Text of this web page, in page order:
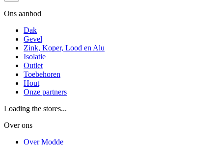
Ons aanbod
Dak
Gevel
Zink, Koper, Lood en Alu
Isolatie
Outlet
Toebehoren
Hout
Onze partners
Loading the stores...
Over ons
Over Modde